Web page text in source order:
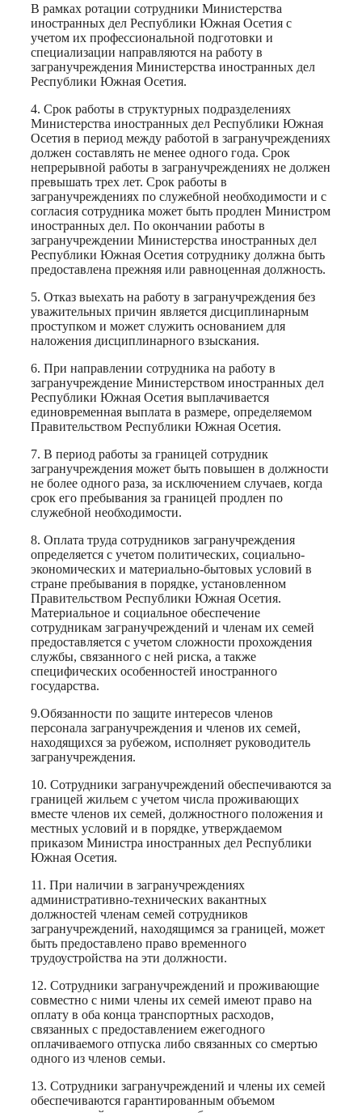
В рамках ротации сотрудники Министерства
иностранных дел Республики Южная Осетия с
учетом их профессиональной подготовки и
специализации направляются на работу в
загранучреждения Министерства иностранных дел
Республики Южная Осетия.
4. Срок работы в структурных подразделениях
Министерства иностранных дел Республики Южная
Осетия в период между работой в загранучреждениях
должен составлять не менее одного года. Срок
непрерывной работы в загранучреждениях не должен
превышать трех лет. Срок работы в
загранучреждениях по служебной необходимости и с
согласия сотрудника может быть продлен Министром
иностранных дел. По окончании работы в
загранучреждении Министерства иностранных дел
Республики Южная Осетия сотруднику должна быть
предоставлена прежняя или равноценная должность.
5. Отказ выехать на работу в загранучреждения без
уважительных причин является дисциплинарным
проступком и может служить основанием для
наложения дисциплинарного взыскания.
6. При направлении сотрудника на работу в
загранучреждение Министерством иностранных дел
Республики Южная Осетия выплачивается
единовременная выплата в размере, определяемом
Правительством Республики Южная Осетия.
7. В период работы за границей сотрудник
загранучреждения может быть повышен в должности
не более одного раза, за исключением случаев, когда
срок его пребывания за границей продлен по
служебной необходимости.
8. Оплата труда сотрудников загранучреждения
определяется с учетом политических, социально-
экономических и материально-бытовых условий в
стране пребывания в порядке, установленном
Правительством Республики Южная Осетия.
Материальное и социальное обеспечение
сотрудникам загранучреждений и членам их семей
предоставляется с учетом сложности прохождения
службы, связанного с ней риска, а также
специфических особенностей иностранного
государства.
9.Обязанности по защите интересов членов
персонала загранучреждения и членов их семей,
находящихся за рубежом, исполняет руководитель
загранучреждения.
10. Сотрудники загранучреждений обеспечиваются за
границей жильем с учетом числа проживающих
вместе членов их семей, должностного положения и
местных условий и в порядке, утверждаемом
приказом Министра иностранных дел Республики
Южная Осетия.
11. При наличии в загранучреждениях
административно-технических вакантных
должностей членам семей сотрудников
загранучреждений, находящимся за границей, может
быть предоставлено право временного
трудоустройства на эти должности.
12. Сотрудники загранучреждений и проживающие
совместно с ними члены их семей имеют право на
оплату в оба конца транспортных расходов,
связанных с предоставлением ежегодного
оплачиваемого отпуска либо связанных со смертью
одного из членов семьи.
13. Сотрудники загранучреждений и члены их семей
обеспечиваются гарантированным объемом